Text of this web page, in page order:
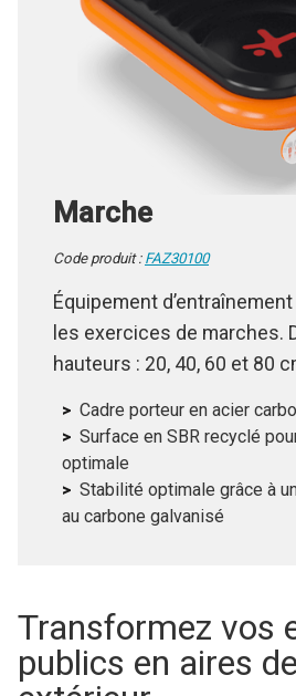
Marche
Code produit :
Équipement
les exercices de marches.
hauteurs : 20, 40, 60 et 80
Cadre porteur en acier carbon
Surface en SBR recyclé
optimale
Stabilité optimale grâce à
au carbone galvanisé
Transformez vos
publics en aires